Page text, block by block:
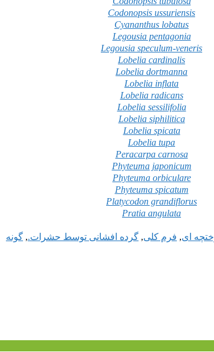
Codonopsis ussuriensis
Cyananthus lobatus
Legousia pentagonia
Legousia speculum-veneris
Lobelia cardinalis
Lobelia dortmanna
Lobelia inflata
Lobelia radicans
Lobelia sessilifolia
Lobelia siphilitica
Lobelia spicata
Lobelia tupa
Peracarpa carnosa
Phyteuma japonicum
Phyteuma orbiculare
Phyteuma spicatum
Platycodon grandiflorus
Pratia angulata
ای, فرم کلی, گرده افشانی توسط حشرات., گونه